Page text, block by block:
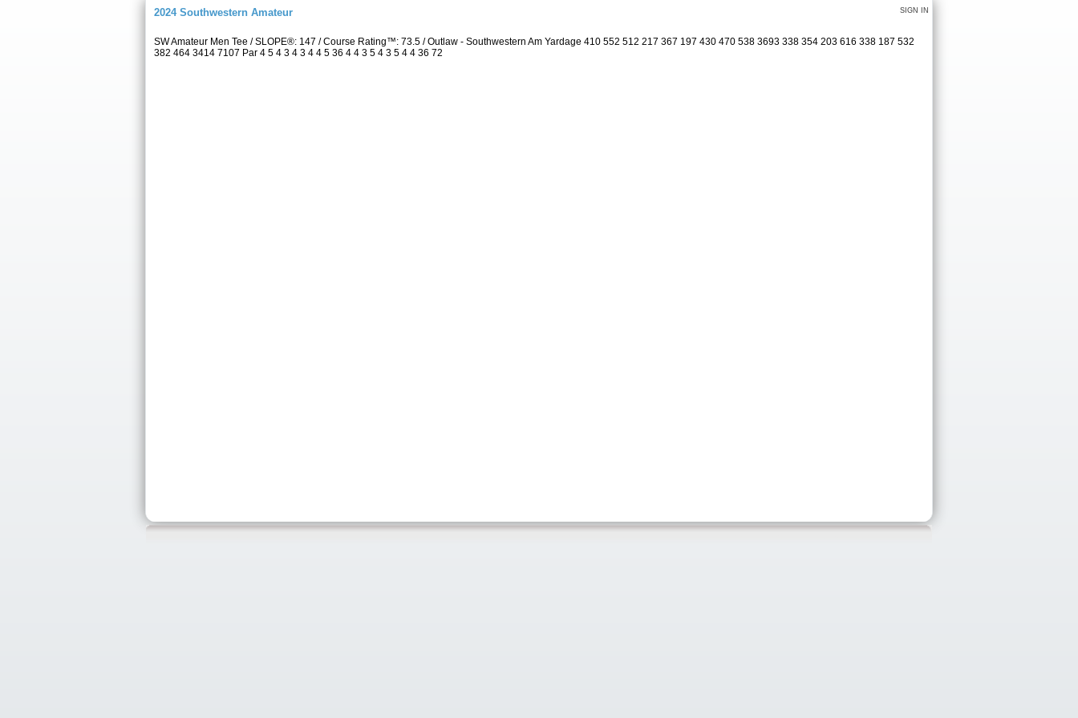
SIGN IN
2024 Southwestern Amateur
SW Amateur Men Tee / SLOPE®: 147 / Course Rating™: 73.5 / Outlaw - Southwestern Am Yardage 410 552 512 217 367 197 430 470 538 3693 338 354 203 616 338 187 532
382 464 3414 7107 Par 4 5 4 3 4 3 4 4 5 36 4 4 3 5 4 3 5 4 4 36 72